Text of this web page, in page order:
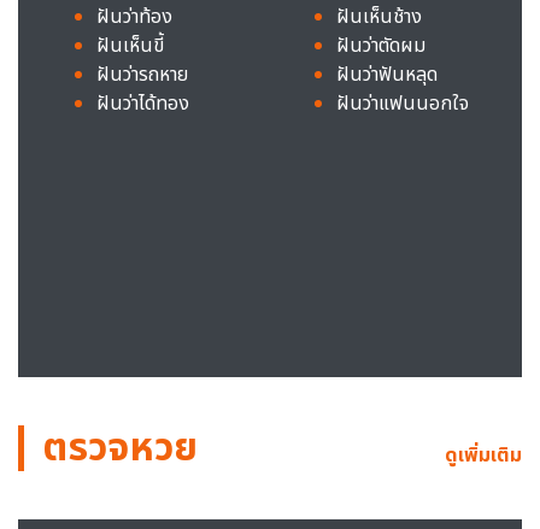
ฝันว่าท้อง
ฝันเห็นขี้
ฝันว่ารถหาย
ฝันว่าได้ทอง
ฝันเห็นช้าง
ฝันว่าตัดผม
ฝันว่าฟันหลุด
ฝันว่าแฟนนอกใจ
ตรวจหวย ดูเพิ่มเติม